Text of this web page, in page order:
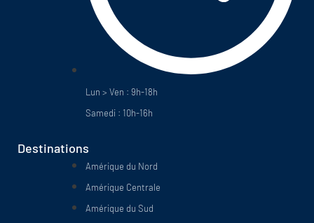
Lun > Ven : 9h-18h
Samedi : 10h-16h
Destinations
Amérique du Nord
Amérique Centrale
Amérique du Sud